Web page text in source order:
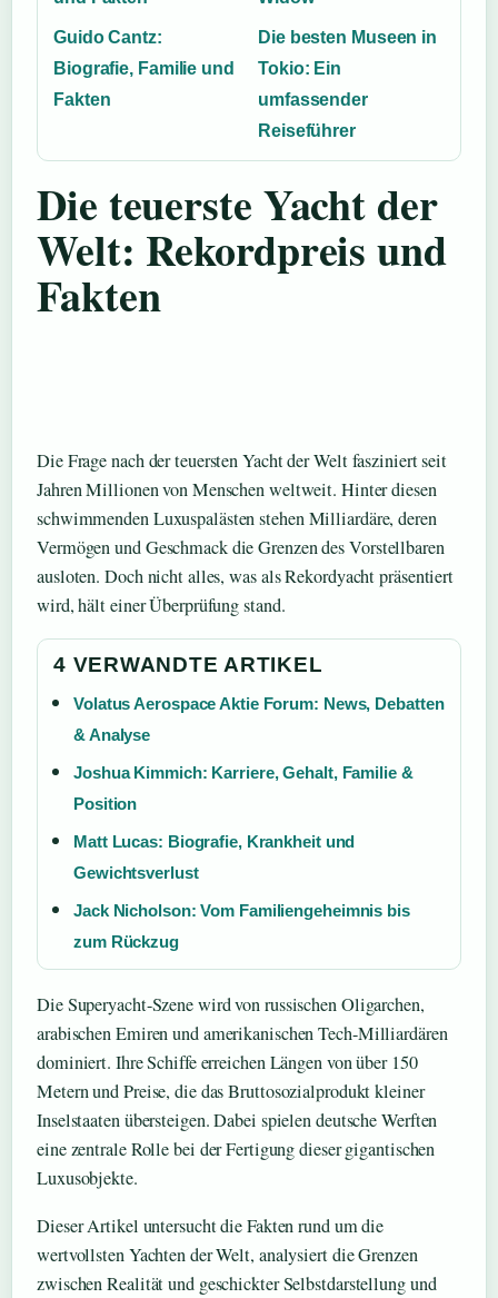
Guido Cantz:
Biografie, Familie und
Fakten
Die besten Museen in
Tokio: Ein
umfassender
Reiseführer
Die teuerste Yacht der
Welt: Rekordpreis und
Fakten
Die Frage nach der teuersten Yacht der Welt fasziniert seit
Jahren Millionen von Menschen weltweit. Hinter diesen
schwimmenden Luxuspalästen stehen Milliardäre, deren
Vermögen und Geschmack die Grenzen des Vorstellbaren
ausloten. Doch nicht alles, was als Rekordyacht präsentiert
wird, hält einer Überprüfung stand.
4 VERWANDTE ARTIKEL
Volatus Aerospace Aktie Forum: News, Debatten
& Analyse
Joshua Kimmich: Karriere, Gehalt, Familie &
Position
Matt Lucas: Biografie, Krankheit und
Gewichtsverlust
Jack Nicholson: Vom Familiengeheimnis bis
zum Rückzug
Die Superyacht-Szene wird von russischen Oligarchen,
arabischen Emiren und amerikanischen Tech-Milliardären
dominiert. Ihre Schiffe erreichen Längen von über 150
Metern und Preise, die das Bruttosozialprodukt kleiner
Inselstaaten übersteigen. Dabei spielen deutsche Werften
eine zentrale Rolle bei der Fertigung dieser gigantischen
Luxusobjekte.
Dieser Artikel untersucht die Fakten rund um die
wertvollsten Yachten der Welt, analysiert die Grenzen
zwischen Realität und geschickter Selbstdarstellung und